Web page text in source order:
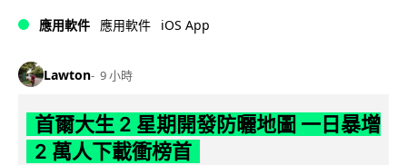
應用軟件 應用軟件 iOS App
Lawton 9 小時
首爾大生 2 星期開發防曬地圖 一日暴增
2 萬人下載衝榜首